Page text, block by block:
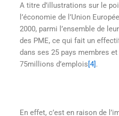
A titre d’illustrations sur le
l’économie de l’Union
2000, parmi l’ensemble de
des PME, ce qui fait un
dans ses 25 pays membres
75millions d’emplois[4].
En effet, c’est en raison de